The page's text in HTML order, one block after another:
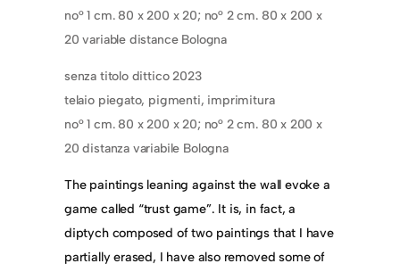
no° 1 cm. 80 x 200 x 20; no° 2 cm. 80 x 200 x
20 variable distance Bologna
senza titolo dittico 2023
telaio piegato, pigmenti, imprimitura
no° 1 cm. 80 x 200 x 20; no° 2 cm. 80 x 200 x
20 distanza variabile Bologna
The paintings leaning against the wall evoke a
game called “trust game”. It is, in fact, a
diptych composed of two paintings that I have
partially erased, I have also removed some of